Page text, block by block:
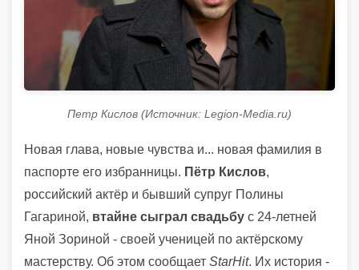
Петр Кислов (Источник: Legion-Media.ru)
Новая глава, новые чувства и... новая фамилия в
паспорте его избранницы. Пётр Кислов,
российский актёр и бывший супруг Полины
Гагариной, втайне сыграл свадьбу с 24-летней
Яной Зориной - своей ученицей по актёрскому
мастерству. Об этом сообщает StarHit. Их история -